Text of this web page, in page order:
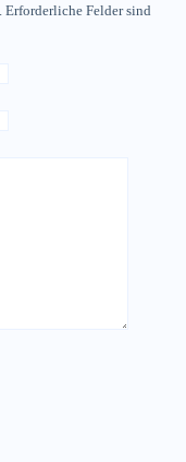
Erforderliche Felder sind